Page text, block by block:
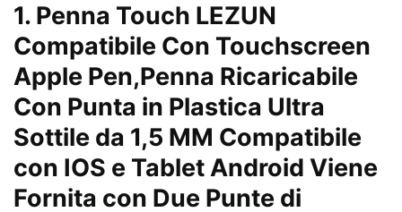
1. Penna Touch LEZUN
Compatibile Con Touchscreen
Apple Pen,Penna Ricaricabile
Con Punta in Plastica Ultra
Sottile da 1,5 MM Compatibile
con IOS e Tablet Android Viene
Fornita con Due Punte di